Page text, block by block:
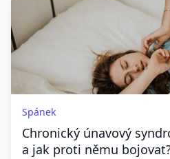
Spánek
Chronický únavový
a jak proti němu